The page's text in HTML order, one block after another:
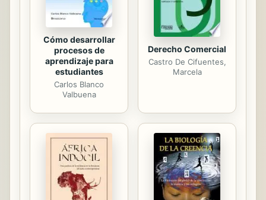
Cómo desarrollar
procesos de
aprendizaje para
estudiantes
Carlos Blanco
Valbuena
Derecho Comercial
Castro De Cifuentes,
Marcela